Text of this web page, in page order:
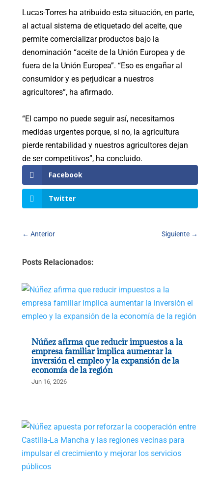
Lucas-Torres ha atribuido esta situación, en parte,
al actual sistema de etiquetado del aceite, que
permite comercializar productos bajo la
denominación “aceite de la Unión Europea y de
fuera de la Unión Europea”. “Eso es engañar al
consumidor y es perjudicar a nuestros
agricultores”, ha afirmado.
“El campo no puede seguir así, necesitamos
medidas urgentes porque, si no, la agricultura
pierde rentabilidad y nuestros agricultores dejan
de ser competitivos”, ha concluido.
Facebook
Twitter
← Anterior Siguiente →
Posts Relacionados:
Núñez afirma que reducir impuestos a la
empresa familiar implica aumentar la
inversión el empleo y la expansión de la
economía de la región
Jun 16, 2026